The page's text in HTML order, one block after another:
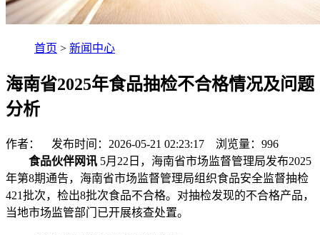
首页 > 新闻中心
海南省2025年食品抽检不合格情况及问题
分析
作者： 发布时间：2026-05-21 02:23:17 浏览量： 996
食品伙伴网讯 5月22日，海南省市场监督管理局发布2025
年第8期通告，海南省市场监督管理局组织食品安全监督抽检
421批次，检出8批次食品不合格。对抽检发现的不合格产品，
当地市场监管部门已开展核查处置。